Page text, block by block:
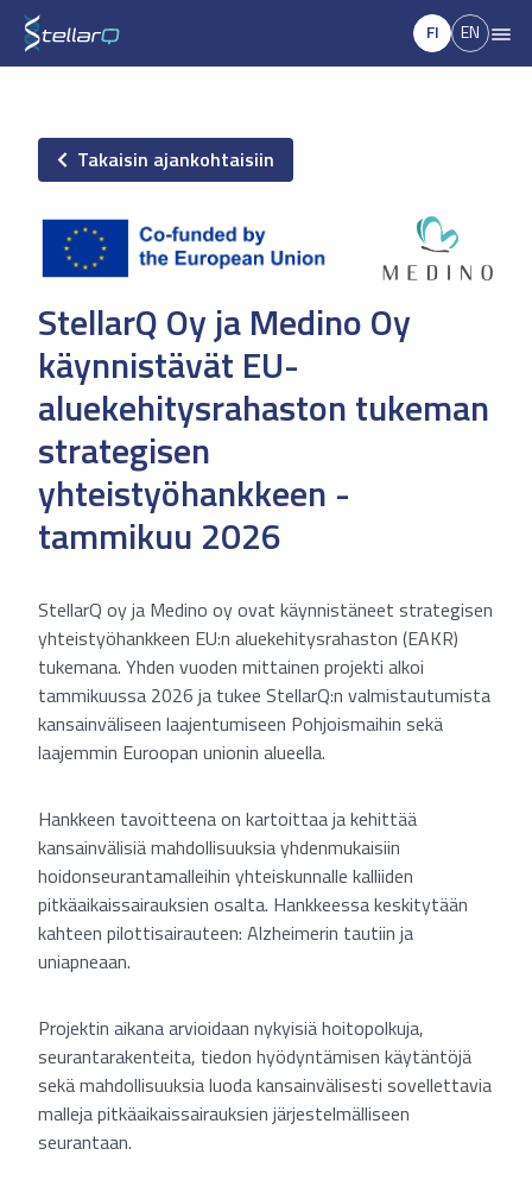
FI EN
Takaisin ajankohtaisiin
StellarQ Oy ja Medino Oy
käynnistävät EU-
aluekehitysrahaston tukeman
strategisen
yhteistyöhankkeen -
tammikuu 2026
StellarQ oy ja Medino oy ovat käynnistäneet strategisen
yhteistyöhankkeen EU:n aluekehitysrahaston (EAKR)
tukemana. Yhden vuoden mittainen projekti alkoi
tammikuussa 2026 ja tukee StellarQ:n valmistautumista
kansainväliseen laajentumiseen Pohjoismaihin sekä
laajemmin Euroopan unionin alueella.
Hankkeen tavoitteena on kartoittaa ja kehittää
kansainvälisiä mahdollisuuksia yhdenmukaisiin
hoidonseurantamalleihin yhteiskunnalle kalliiden
pitkäaikaissairauksien osalta. Hankkeessa keskitytään
kahteen pilottisairauteen: Alzheimerin tautiin ja
uniapneaan.
Projektin aikana arvioidaan nykyisiä hoitopolkuja,
seurantarakenteita, tiedon hyödyntämisen käytäntöjä
sekä mahdollisuuksia luoda kansainvälisesti sovellettavia
malleja pitkäaikaissairauksien järjestelmälliseen
seurantaan.